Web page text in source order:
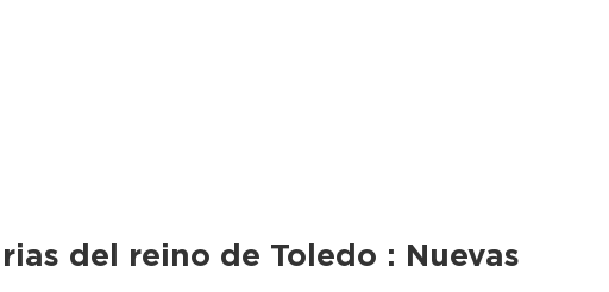
del reino de Toledo : Nuevas